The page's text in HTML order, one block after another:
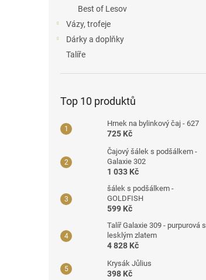
Best of Lesov
Vázy, trofeje
Dárky a doplňky
Talíře
Top 10 produktů
Hrnek na bylinkový čaj - 627
725 Kč
Čajový šálek s podšálkem -
Galaxie 302
1 033 Kč
šálek s podšálkem -
GOLDFISH
599 Kč
Talíř Galaxie 309 - purpurová s
lesklým zlatem
4 828 Kč
Krysák Jůlius
398 Kč